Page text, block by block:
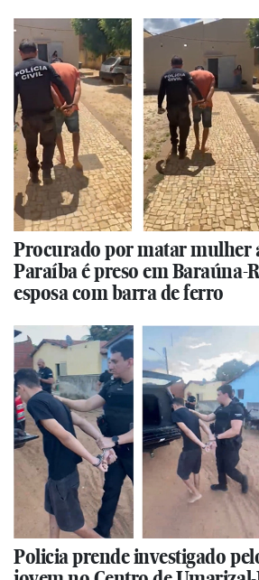
Procurado por matar mulher
Paraíba é preso em Baraúna-
esposa com barra de ferro
Policia prende investigado